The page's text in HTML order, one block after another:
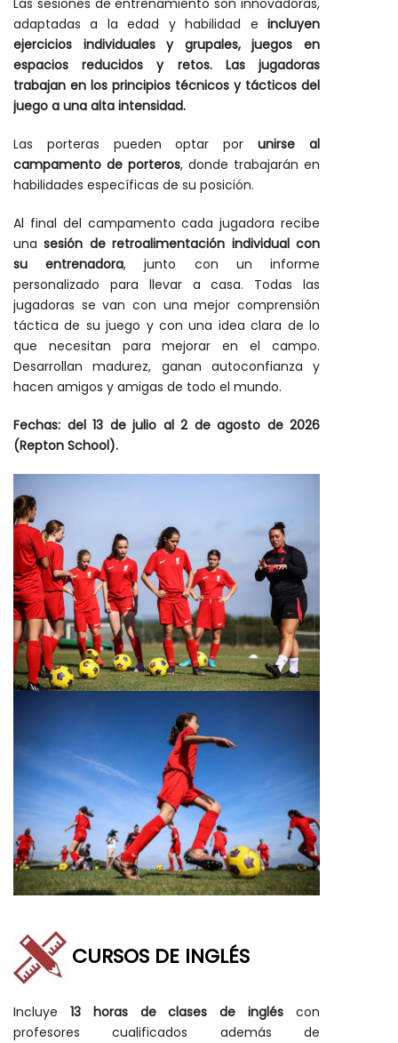
Las sesiones de entrenamiento son innovadoras,
adaptadas a la edad y habilidad e incluyen
ejercicios individuales y grupales, juegos en
espacios reducidos y retos. Las jugadoras
trabajan en los principios técnicos y tácticos del
juego a una alta intensidad.
Las porteras pueden optar porunirse al
campamento de porteros, donde trabajarán en
habilidades específicas de su posición.
Al final del campamento cada jugadora recibe
unasesión de retroalimentación individual con
su entrenadora, junto con un informe
personalizado para llevar a casa. Todas las
jugadoras se van con una mejor comprensión
táctica de su juego y con una idea clara de lo
que necesitan para mejorar en el campo.
Desarrollan madurez, ganan autoconfianza y
hacen amigos y amigas de todo el mundo.
Fechas: del 13 de julio al 2 de agosto de 2026
(Repton School).
CURSOS DE INGLÉS
Incluye 13 horas de clases de inglés con
profesores cualificados además de